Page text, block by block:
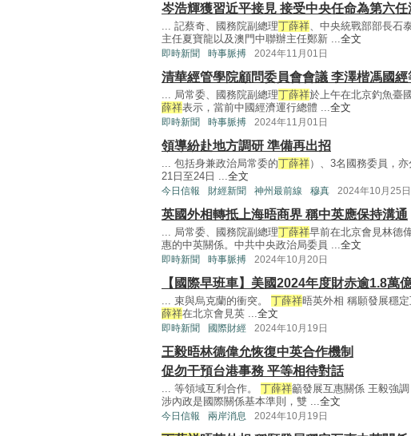
岑浩輝獲習近平接見 接受中央任命為第六
... 記蔡奇、國務院副總理丁薛祥、中央統戰部部長石
主任夏寶龍以及澳門中聯辦主任鄭新 ...全文
即時新聞 時事脈搏 2024年11月01日
清華經管學院顧問委員會會議 李澤楷馮國經
... 局常委、國務院副總理丁薛祥於上午在北京釣魚臺
薛祥表示，當前中國經濟運行總體 ...全文
即時新聞 時事脈搏 2024年11月01日
領導紛赴地方調研 準備再出招
... 包括身兼政治局常委的丁薛祥）、3名國務委員，
21日至24日 ...全文
今日信報 財經新聞 神州最前線 穆真 2024年10月25日
英國外相轉抵上海晤商界 稱中英應保持溝通
... 局常委、國務院副總理丁薛祥早前在北京會見林德
惠的中英關係。中共中央政治局委員 ...全文
即時新聞 時事脈搏 2024年10月20日
【國際早班車】美國2024年度財赤逾1.8萬
... 束與烏克蘭的衝突。 丁薛祥晤英外相 稱願發展穩
薛祥在北京會見英 ...全文
即時新聞 國際財經 2024年10月19日
王毅晤林德偉允恢復中英合作機制
促勿干預台港事務 平等相待對話
... 等領域互利合作。 丁薛祥籲發展互惠關係 王毅強
涉內政是國際關係基本準則，雙 ...全文
今日信報 兩岸消息 2024年10月19日